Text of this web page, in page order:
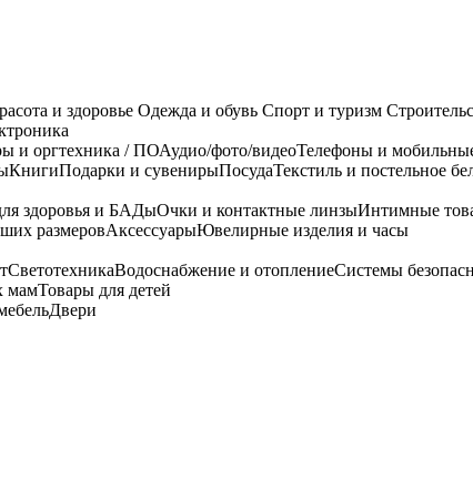
и здоровье Одежда и обувь Спорт и туризм
и оргтехника / ПОАудио/фото/видеоТелефоны и
КнигиПодарки и сувенирыПосудаТекстиль и постельное
здоровья и БАДыОчки и контактные линзыИнтимные
размеровАксессуарыЮвелирные изделия и часы
СветотехникаВодоснабжение и отоплениеСистемы
мамТовары для детей
Двери